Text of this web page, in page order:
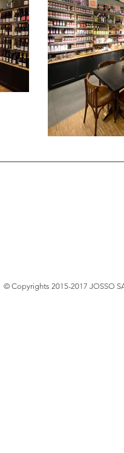
© Copyrights 2015-2017 JOSSO